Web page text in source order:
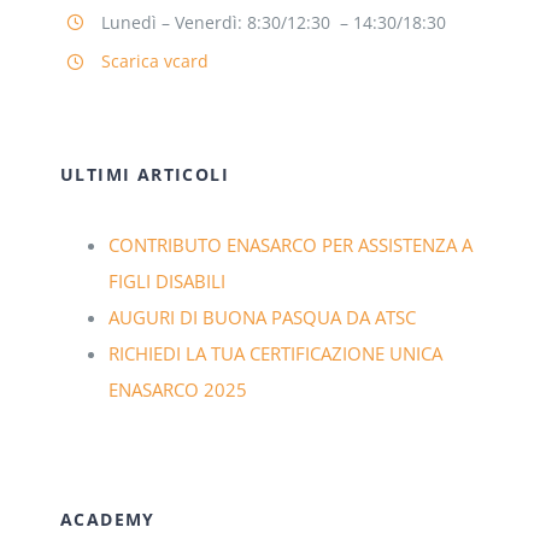
Lunedì – Venerdì: 8:30/12:30 – 14:30/18:30
Scarica vcard
ULTIMI ARTICOLI
CONTRIBUTO ENASARCO PER ASSISTENZA A
FIGLI DISABILI
AUGURI DI BUONA PASQUA DA ATSC
RICHIEDI LA TUA CERTIFICAZIONE UNICA
ENASARCO 2025
ACADEMY